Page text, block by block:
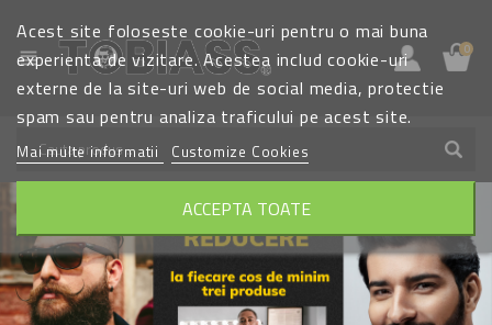
view_headline 0
Acest site foloseste cookie-uri pentru o mai buna
experienta de vizitare. Acestea includ cookie-uri
externe de la site-uri web de social media, protectie
spam sau pentru analiza traficului pe acest site.
Mai multe informatii Customize Cookies
ACCEPTA TOATE
HAIR STYLING PERFECT
te ajutam sa ai un par aranjat mereu. foarte rapid si usor.
DETALII AICI
PRODUSE DE STYLING PENTRU
BARBATI
peste 400 de produse si branduri
BARBA CU STIL. AI GRIJA DE BARBA TA
rezultate cu aspect natural si o forma de barba perfecta.
produse si branduri de top.